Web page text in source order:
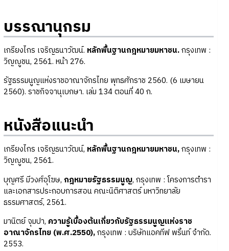
บรรณานุกรม
เกรียงไกร เจริญธนาวัฒน์. หลักพื้นฐานกฎหมายมหาชน.กรุงเทพ :
วิญญูชน, 2561. หน้า 276.
รัฐธรรมนูญแห่งราชอาณาจักรไทย พุทธศักราช 2560. (6 เมษายน
2560). ราชกิจจานุเบกษา. เล่ม 134 ตอนที่ 40 ก.
หนังสือแนะนำ
เกรียงไกร เจริญธนาวัฒน์, หลักพื้นฐานกฎหมายมหาชน,กรุงเทพ :
วิญญูชน, 2561.
บุญศรี มีวงศ์อุโฆษ, กฎหมายรัฐธรรมนูญ, กรุงเทพ : โครงการตำรา
และเอกสารประกอบการสอน คณะนิติศาสตร์ มหาวิทยาลัย
ธรรมศาสตร์, 2561.
มานิตย์ จุมปา, ความรู้เบื้องต้นเกี่ยวกับรัฐธรรมนูญแห่งราช
อาณาจักรไทย (พ.ศ.2550),กรุงเทพ : บริษัทแอคทีฟ พริ้นท์ จำกัด.
2553.